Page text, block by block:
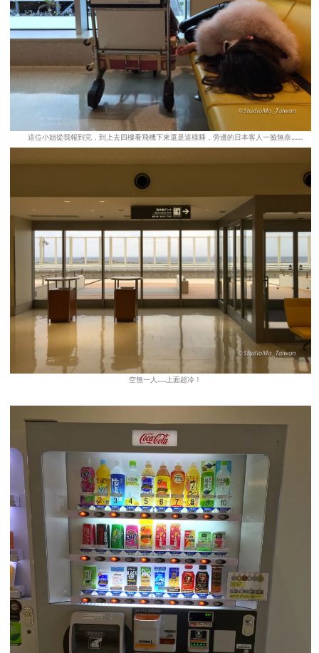
這位小姐從我報到完，到上去四樓看飛機下來還是這樣睡，旁邊的日本客人一臉無奈........
空無一人......上面超冷！